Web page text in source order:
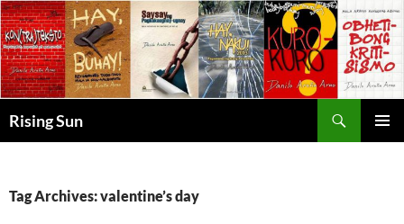
Skip
to
content
Rising Sun
Tag Archives: valentine’s day